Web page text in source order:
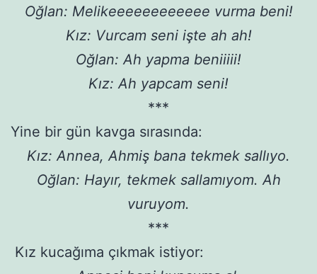
Oğlan: Melikeeeeeeeeeeee vurma beni!
Kız: Vurcam seni işte ah ah!
Oğlan: Ah yapma beniiiii!
Kız: Ah yapcam seni!
***
Yine bir gün kavga sırasında:
Kız: Annea, Ahmiş bana tekmek sallıyo.
Oğlan: Hayır, tekmek sallamıyom. Ah
vuruyom.
***
Kız kucağıma çıkmak istiyor: